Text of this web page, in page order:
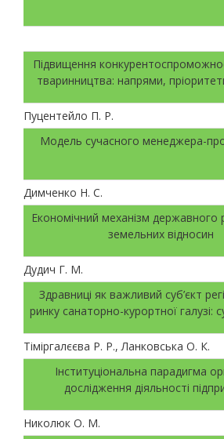
Підвищення
тваринництва: напрями,
Пуцентейло П. Р.
Модель сучасного менеджера-
Димченко Н. С.
Економічний механізм державного
земельних відносин
Дудич Г. М.
Здравниці як важливий суб’єкт
ринку санаторно-курортної галузі:
Тіміргалєєва Р. Р., Ланковська О. К.
Інституціональна парадигма
дослідження діяльності
Николюк О. М.